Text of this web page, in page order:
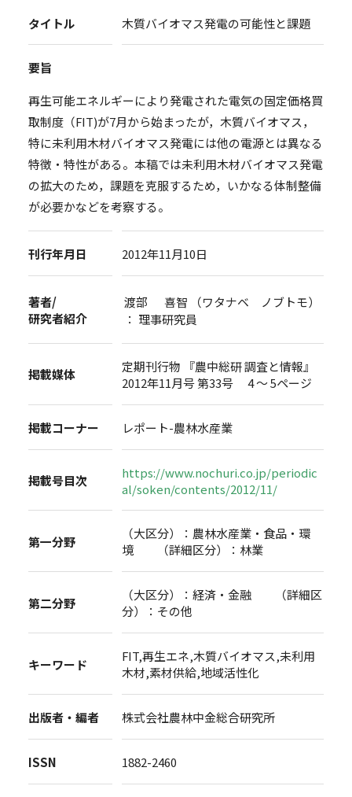
タイトル 木質バイオマス発電の可能性と課題
要旨
再生可能エネルギーにより発電された電気の固定価格買
取制度（FIT)が7月から始まったが，木質バイオマス，
特に未利用木材バイオマス発電には他の電源とは異なる
特徴・特性がある。本稿では未利用木材バイオマス発電
の拡大のため，課題を克服するため，いかなる体制整備
が必要かなどを考察する。
刊行年月日 2012年11月10日
著者/
研究者紹介
渡部 喜智 （ワタナベ ノブトモ）
： 理事研究員
掲載媒体
定期刊行物 『農中総研 調査と情報』
2012年11月号 第33号 4 ～ 5ページ
掲載コーナー レポート-農林水産業
掲載号目次
https://www.nochuri.co.jp/periodic
al/soken/contents/2012/11/
第一分野
（大区分）：農林水産業・食品・環
境 （詳細区分）：林業
第二分野
（大区分）：経済・金融 （詳細区
分）：その他
キーワード
FIT,再生エネ,木質バイオマス,未利用
木材,素材供給,地域活性化
出版者・編者 株式会社農林中金総合研究所
ISSN 1882-2460